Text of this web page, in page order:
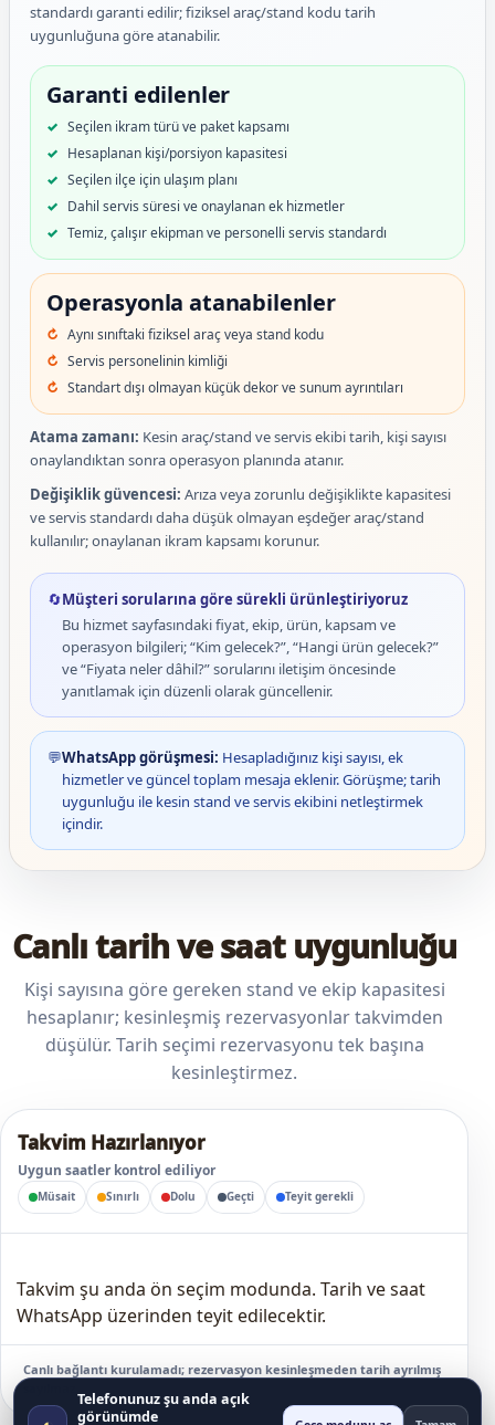
standardı garanti edilir; fiziksel araç/stand kodu tarih
uygunluğuna göre atanabilir.
Garanti edilenler
Seçilen ikram türü ve paket kapsamı
Hesaplanan kişi/porsiyon kapasitesi
Seçilen ilçe için ulaşım planı
Dahil servis süresi ve onaylanan ek hizmetler
Temiz, çalışır ekipman ve personelli servis standardı
Operasyonla atanabilenler
Aynı sınıftaki fiziksel araç veya stand kodu
Servis personelinin kimliği
Standart dışı olmayan küçük dekor ve sunum ayrıntıları
Atama zamanı: Kesin araç/stand ve servis ekibi tarih, kişi sayısı
onaylandıktan sonra operasyon planında atanır.
Değişiklik güvencesi: Arıza veya zorunlu değişiklikte kapasitesi
ve servis standardı daha düşük olmayan eşdeğer araç/stand
kullanılır; onaylanan ikram kapsamı korunur.
🔄Müşteri sorularına göre sürekli ürünleştiriyoruz
Bu hizmet sayfasındaki fiyat, ekip, ürün, kapsam ve
operasyon bilgileri; “Kim gelecek?”, “Hangi ürün gelecek?”
ve “Fiyata neler dâhil?” sorularını iletişim öncesinde
yanıtlamak için düzenli olarak güncellenir.
💬WhatsApp görüşmesi: Hesapladığınız kişi sayısı, ek
hizmetler ve güncel toplam mesaja eklenir. Görüşme; tarih
uygunluğu ile kesin stand ve servis ekibini netleştirmek
içindir.
Canlı tarih ve saat uygunluğu
Kişi sayısına göre gereken stand ve ekip kapasitesi
hesaplanır; kesinleşmiş rezervasyonlar takvimden
düşülür. Tarih seçimi rezervasyonu tek başına
kesinleştirmez.
Takvim Hazırlanıyor
Uygun saatler kontrol ediliyor
Müsait Sınırlı Dolu Geçti Teyit gerekli
Takvim şu anda ön seçim modunda. Tarih ve saat
WhatsApp üzerinden teyit edilecektir.
Canlı bağlantı kurulamadı; rezervasyon kesinleşmeden tarih ayrılmış
Telefonunuz şu anda açık
görünümde